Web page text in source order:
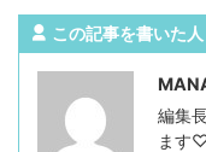
この記事を書いた人
編集
ます